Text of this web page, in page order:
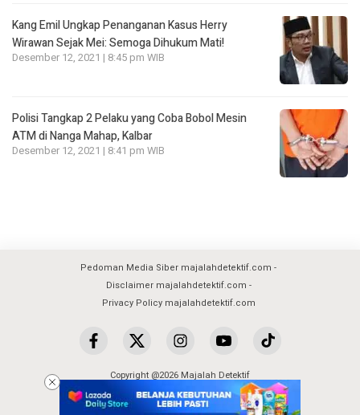
Kang Emil Ungkap Penanganan Kasus Herry
Wirawan Sejak Mei: Semoga Dihukum Mati!
Desember 12, 2021 | 8:45 pm WIB
Polisi Tangkap 2 Pelaku yang Coba Bobol Mesin
ATM di Nanga Mahap, Kalbar
Desember 12, 2021 | 8:41 pm WIB
Pedoman Media Siber majalahdetektif.com
Disclaimer majalahdetektif.com
Privacy Policy majalahdetektif.com
Copyright @2026 Majalah Detektif
All Rights Reserved